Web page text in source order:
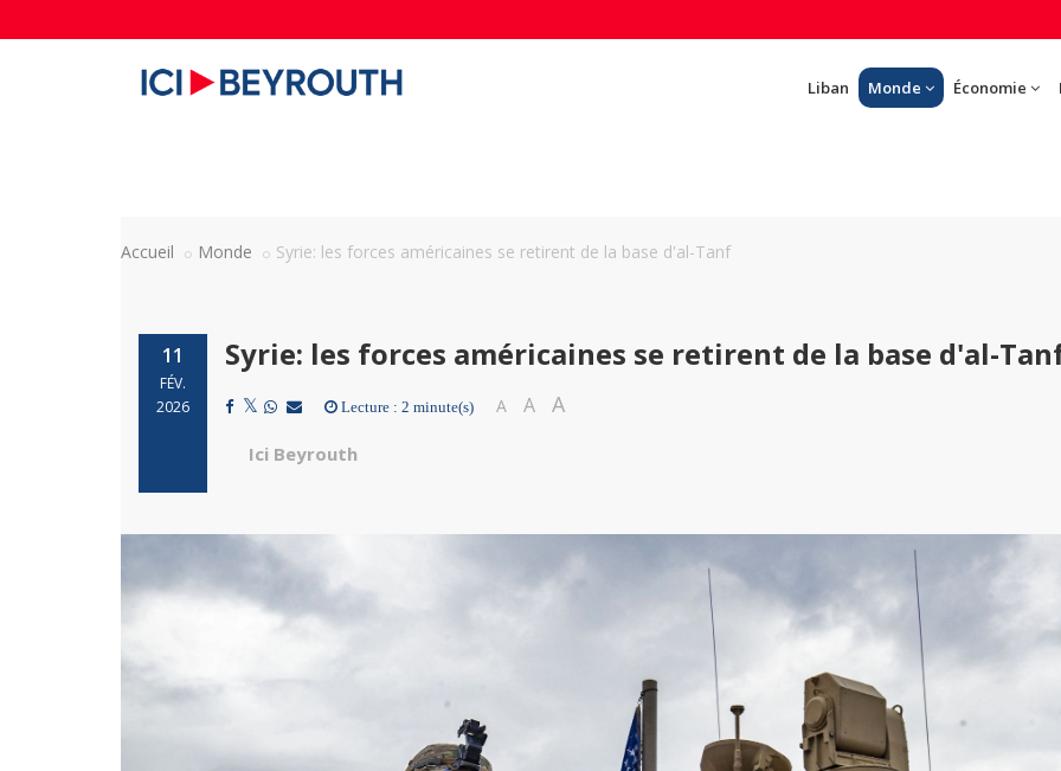
Liban Monde Économie
Accueil Monde Syrie: les forces américaines se retirent de la base d'al-Tanf
11
FÉV.
2026
Syrie: les forces américaines se retirent de la base d'al-
Lecture : 2 minute(s) A A A
Ici Beyrouth